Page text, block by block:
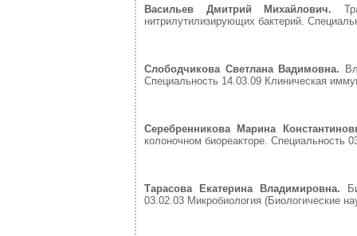
Васильев Дмитрий Михайлович.
нитрилутилизирующих бактерий.
Слободчикова Светлана Вадимовна.
Специальность 14.03.09 Клиническая
Серебренникова Марина
колоночном биореакторе. Специальность
Тарасова Екатерина Владимировна.
03.02.03 Микробиология (Биологические